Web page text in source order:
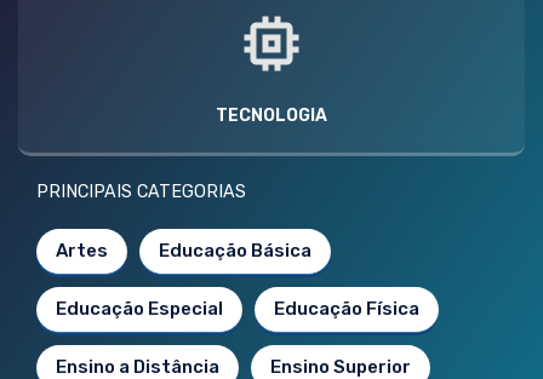
TECNOLOGIA
PRINCIPAIS CATEGORIAS
Artes Educação Básica
Educação Especial Educação Física
Ensino a Distância Ensino Superior